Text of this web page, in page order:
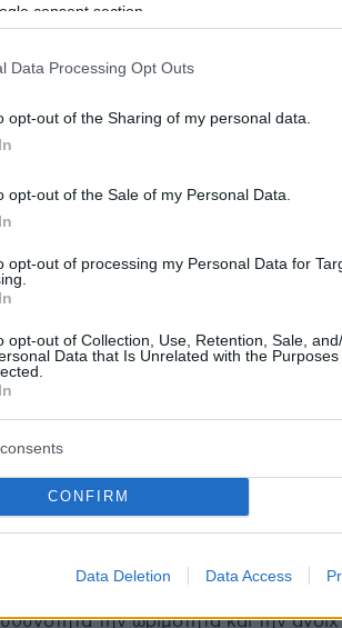
consent section.
Data Processing Opt Outs
opt-out of the Sharing of my personal data.
opt-out of the Sale of my Personal Data.
opt-out of processing my Personal Data for
opt-out of Collection, Use, Retention, Sale,
Data that Is Unrelated with the
CONFIRM
Data Deletion Data Access
Λίβανο, καθώς και μαχητές
protothema.gr στο Google News και
Ειδήσειςαπό την Ελλάδα και
στοProtothema.gr
(2)
01:02
σχέση. Γι αυτό δημιουργήσαμε
την ωριμότητα και την